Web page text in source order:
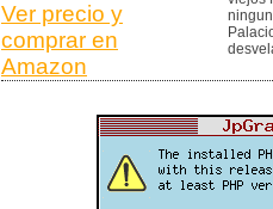
Ver precio y
comprar en
Amazon